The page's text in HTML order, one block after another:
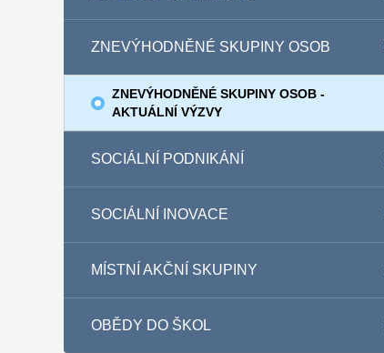
ZNEVÝHODNĚNÉ SKUPINY OSOB
ZNEVÝHODNĚNÉ SKUPINY OSOB -
AKTUÁLNÍ VÝZVY
SOCIÁLNÍ PODNIKÁNÍ
SOCIÁLNÍ INOVACE
MÍSTNÍ AKČNÍ SKUPINY
OBĚDY DO ŠKOL